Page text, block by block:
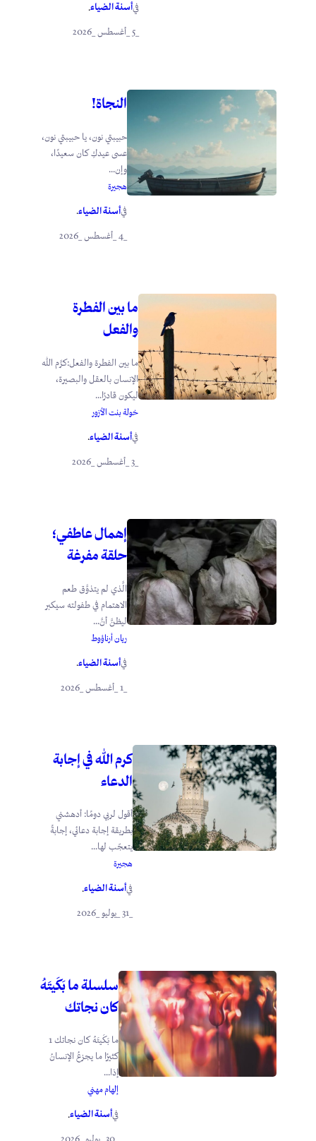
فيأسنة الضياء.
_5 _أغسطس _2026
النجاة!
حبيبتي نون، يا حبيبتي نون،
عسى عيدكِ كان سعيدًا،
وإن...
هجيرة
فيأسنة الضياء.
_4 _أغسطس _2026
ما بين الفطرة
والفعل
ما بين الفطرة والفعل:كرَّم الله
الإنسان بالعقل والبصيرة،
ليكون قادرًا...
خولة بنت الأزور
فيأسنة الضياء.
إهمال عاطفي؛
حلقة مفرغة
الَّذي لم يتذوَّق طعم
الاهتمام في طفولته سيكبر
ليظنَّ أنَّ...
ريان أرناؤوط
فيأسنة الضياء.
كرم الله في إجابة
الدعاء
أقول لربي دومًا: أدهشني
بطريقة إجابة دعائي، إجابةً
يتعجّب لها...
هجيرة
فيأسنة الضياء.
سلسلة ما بَكَيتَهُ
كان نجاتك
ما بَكَيتَهُ كان نجاتك 1
كثيرًا ما يجزعُ الإنسانُ
إذا...
إلهام مهني
فيأسنة الضياء.